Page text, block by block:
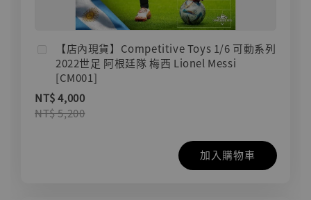
【店內現貨】Competitive Toys 1/6 可動系列
2022世足 阿根廷隊 梅西 Lionel Messi
[CM001]
NT$ 4,000
NT$ 5,200
加入購物車